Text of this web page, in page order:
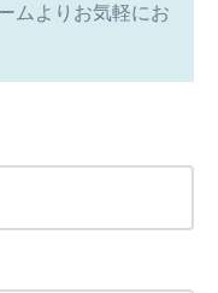
ムよりお気軽にお